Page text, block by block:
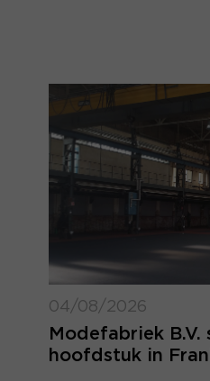
04/08/2026
Modefabriek
hoofdstuk in